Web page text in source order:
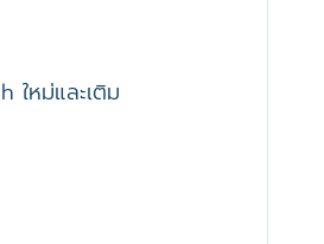
ใหม่และเติม